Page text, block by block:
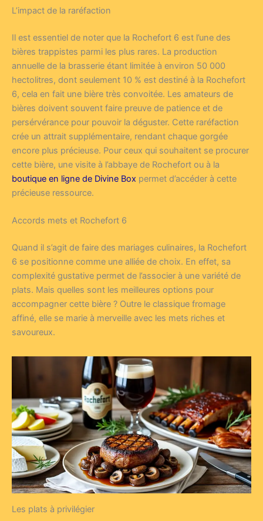
L’impact de la raréfaction
Il est essentiel de noter que la Rochefort 6 est l’une des
bières trappistes parmi les plus rares. La production
annuelle de la brasserie étant limitée à environ 50 000
hectolitres, dont seulement 10 % est destiné à la Rochefort
6, cela en fait une bière très convoitée. Les amateurs de
bières doivent souvent faire preuve de patience et de
persérvérance pour pouvoir la déguster. Cette raréfaction
crée un attrait supplémentaire, rendant chaque gorgée
encore plus précieuse. Pour ceux qui souhaitent se procurer
cette bière, une visite à l’abbaye de Rochefort ou à la
boutique en ligne de Divine Box permet d’accéder à cette
précieuse ressource.
Accords mets et Rochefort 6
Quand il s’agit de faire des mariages culinaires, la Rochefort
6 se positionne comme une alliée de choix. En effet, sa
complexité gustative permet de l’associer à une variété de
plats. Mais quelles sont les meilleures options pour
accompagner cette bière ? Outre le classique fromage
affiné, elle se marie à merveille avec les mets riches et
savoureux.
Les plats à privilégier